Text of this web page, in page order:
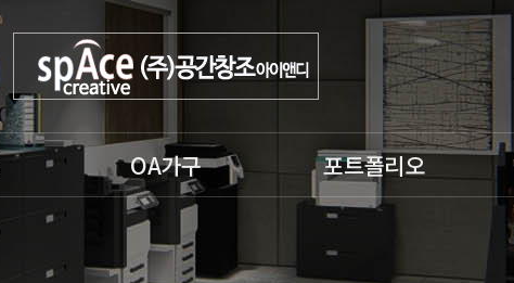
OA가구
OA가구
OA의자
포트폴리오
인테리어3D
사무실인테리어